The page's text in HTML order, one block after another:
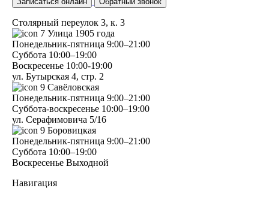
Столярный переулок 3, к. 3
7 Улица 1905 года
Понедельник-пятница 9:00–21:00
Суббота 10:00–19:00
Воскресенье 10:00-19:00
ул. Бутырская 4, стр. 2
9 Савёловская
Понедельник-пятница 9:00–21:00
Суббота-воскресенье 10:00–19:00
ул. Серафимовича 5/16
9 Боровицкая
Понедельник-пятница 9:00–21:00
Суббота 10:00–19:00
Воскресенье Выходной
Навигация